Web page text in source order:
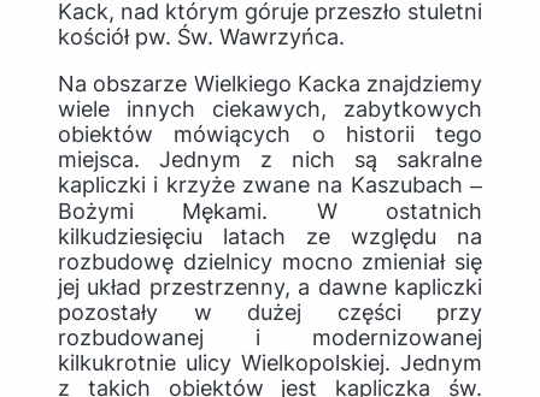
Kack, nad którym góruje przeszło stuletni
kościół pw. Św. Wawrzyńca.
Na obszarze Wielkiego Kacka znajdziemy
wiele innych ciekawych, zabytkowych
obiektów mówiących o historii tego
miejsca. Jednym z nich są sakralne
kapliczki i krzyże zwane na Kaszubach ‒
Bożymi Mękami. W ostatnich
kilkudziesięciu latach ze względu na
rozbudowę dzielnicy mocno zmieniał się
jej układ przestrzenny, a dawne kapliczki
pozostały w dużej części przy
rozbudowanej i modernizowanej
kilkukrotnie ulicy Wielkopolskiej. Jednym
z takich obiektów jest kapliczka św.